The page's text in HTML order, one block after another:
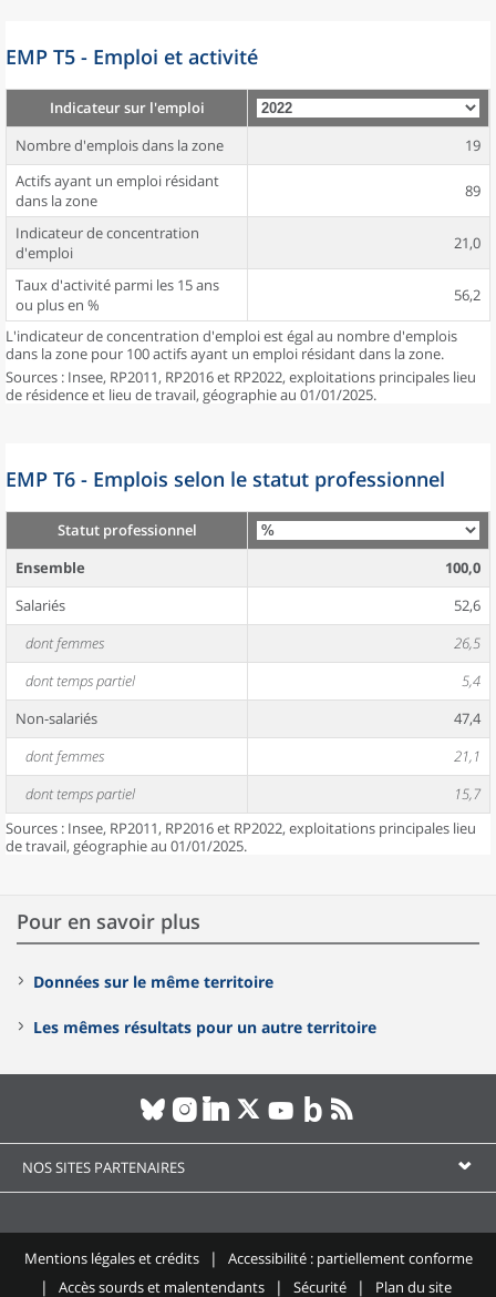
EMP T5 - Emploi et activité
Indicateur sur l'emploi
Nombre d'emplois dans la zone
19
Actifs ayant un emploi résidant
dans la zone
89
Indicateur de concentration
d'emploi
21,0
Taux d'activité parmi les 15 ans
ou plus en %
56,2
L'indicateur de concentration d'emploi est égal au nombre d'emplois
dans la zone pour 100 actifs ayant un emploi résidant dans la zone.
Sources : Insee, RP2011, RP2016 et RP2022, exploitations principales lieu
de résidence et lieu de travail, géographie au 01/01/2025.
EMP T6 - Emplois selon le statut professionnel
Statut professionnel
Ensemble
100,0
Salariés
52,6
dont femmes
26,5
dont temps partiel
5,4
Non-salariés
47,4
dont femmes
21,1
dont temps partiel
15,7
Sources : Insee, RP2011, RP2016 et RP2022, exploitations principales lieu
de travail, géographie au 01/01/2025.
Pour en savoir plus
Données sur le même territoire
Les mêmes résultats pour un autre territoire
NOS SITES PARTENAIRES
Mentions légales et crédits
Accessibilité : partiellement conforme
Accès sourds et malentendants
Sécurité Plan du site